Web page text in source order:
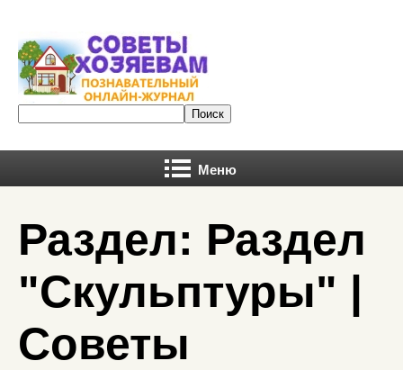
Меню
Раздел: Раздел
"Скульптуры" |
Советы